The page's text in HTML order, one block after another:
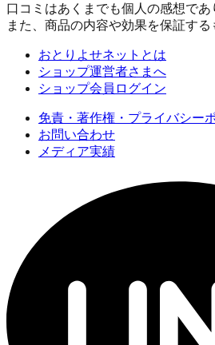
口コミはあくまでも個人の感想であ
また、商品の内容や効果を保証する
おとりよせネットとは
ショップ運営者さまへ
ショップ会員ログイン
免責・著作権・プライバシー
お問い合わせ
メディア実績